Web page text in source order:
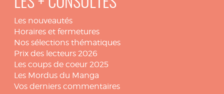
Les nouveautés
Horaires et fermetures
Nos sélections thématiques
Prix des lecteurs 2026
Les coups de coeur 2025
Les Mordus du Manga
Vos derniers commentaires